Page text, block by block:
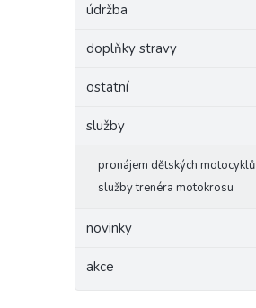
údržba
doplňky stravy
ostatní
služby
pronájem dětských motocyklů
služby trenéra motokrosu
novinky
akce